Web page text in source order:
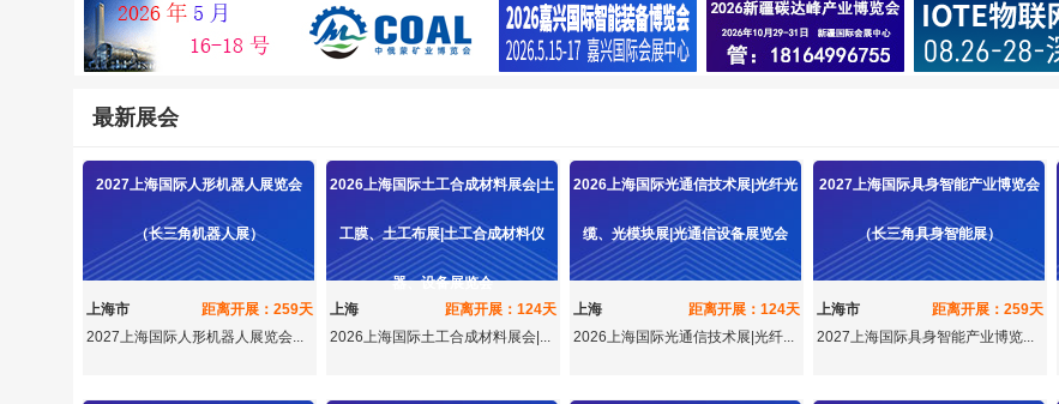
最新展会
2027上海国际人形机器人展览会
（长三角机器人展）
上海市
距离开展：259天
2027上海国际人形机器人展览会...
2026上海国际土工合成材料展会|土
工膜、土工布展|土工合成材料仪
器、设备展览会
上海
距离开展：124天
2026上海国际土工合成材料展会|...
2026上海国际光通信技术展|光纤光
缆、光模块展|光通信设备展览会
上海
距离开展：124天
2026上海国际光通信技术展|光纤...
2027上海国际具身智能产业博览会
（长三角具身智能展）
上海市
距离开展：259天
2027上海国际具身智能产业博览...